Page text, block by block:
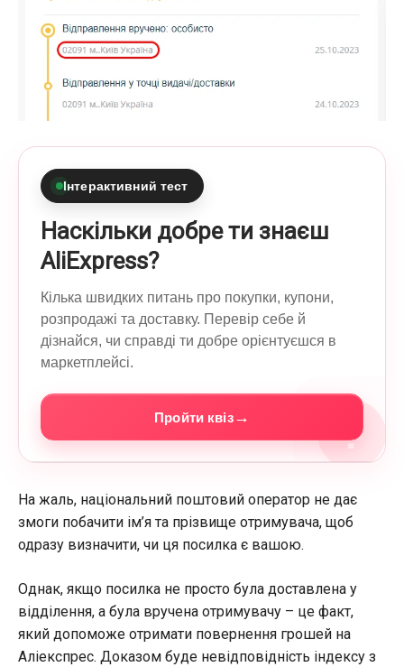
Інтерактивний тест
Наскільки добре ти знаєш
AliExpress?
Кілька швидких питань про покупки, купони,
розпродажі та доставку. Перевір себе й
дізнайся, чи справді ти добре орієнтуєшся в
маркетплейсі.
Пройти квіз→ ?
На жаль, національний поштовий оператор не дає
змоги побачити ім’я та прізвище отримувача, щоб
одразу визначити, чи ця посилка є вашою.
Однак, якщо посилка не просто була доставлена у
відділення, а була вручена отримувачу – це факт,
який допоможе отримати повернення грошей на
Аліекспрес. Доказом буде невідповідність індексу з